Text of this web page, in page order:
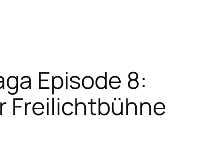
Episode 8:
Freilichtbühne